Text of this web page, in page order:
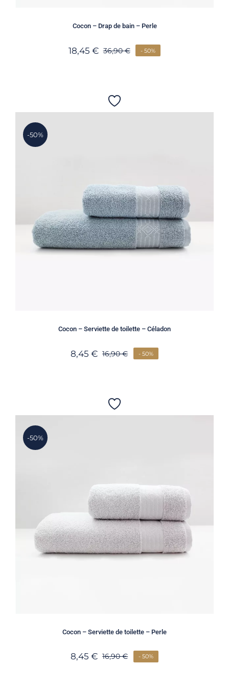
Cocon – Drap de bain – Perle
36,90€
18,45 € - 50%
-50%
Cocon – Serviette de toilette – Céladon
16,90€
8,45€ - 50%
-50%
Cocon – Serviette de toilette – Perle
16,90€
8,45€ - 50%